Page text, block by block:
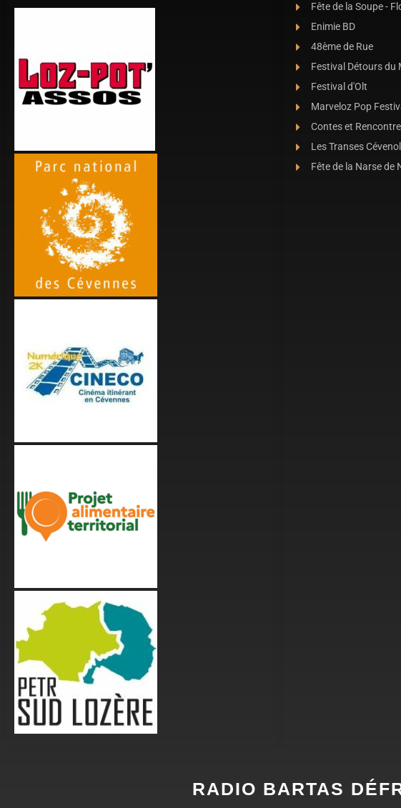
Fête de la Soupe -
Enimie BD
48ème de Rue
Festival Détours du
Festival d'Olt
Marveloz Pop
Contes et
Les Transes
Fête de la Narse de
RADIO BARTAS